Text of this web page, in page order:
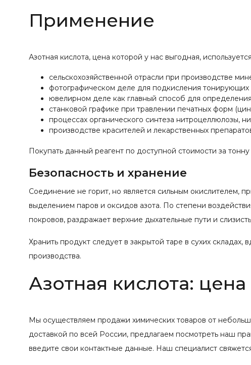
Применение
Азотная кислота, цена которой у нас выгодная,
сельскохозяйственной отрасли при производстве
фотографическом деле для подкисления тонирующих
ювелирном деле как главный способ для определения
станковой графике при травлении печатных форм
процессах органического синтеза нитроцеллюлозы,
производстве красителей и лекарственных
Покупать данный реагент по доступной стоимости за
Безопасность и хранение
Соединение не горит, но является сильным окислителем,
выделением паров и оксидов азота. По степени
покровов, раздражает верхние дыхательные пути и
Хранить продукт следует в закрытой таре в сухих
производства.
Азотная кислота:
Мы осуществляем продажи химических товаров от
доставкой по всей России, предлагаем посмотреть наш
введите свои контактные данные. Наш специалист